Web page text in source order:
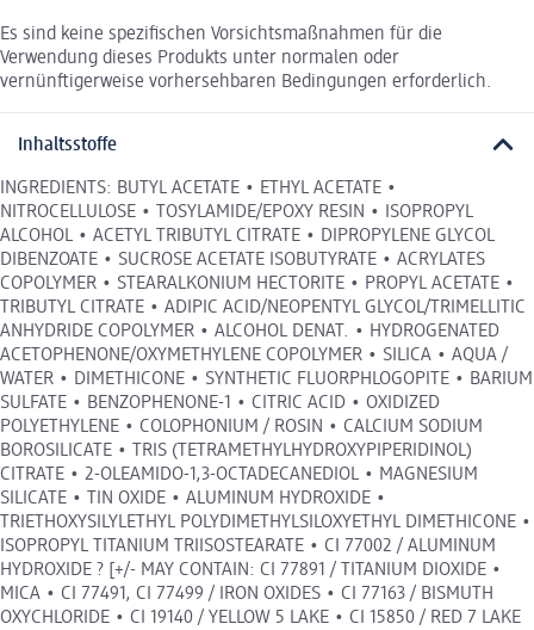
Es sind keine spezifischen Vorsichtsmaßnahmen für die
Verwendung dieses Produkts unter normalen oder
vernünftigerweise vorhersehbaren Bedingungen erforderlich.
Inhaltsstoffe
INGREDIENTS: BUTYL ACETATE • ETHYL ACETATE •
NITROCELLULOSE • TOSYLAMIDE/EPOXY RESIN • ISOPROPYL
ALCOHOL • ACETYL TRIBUTYL CITRATE • DIPROPYLENE GLYCOL
DIBENZOATE • SUCROSE ACETATE ISOBUTYRATE • ACRYLATES
COPOLYMER • STEARALKONIUM HECTORITE • PROPYL ACETATE •
TRIBUTYL CITRATE • ADIPIC ACID/NEOPENTYL GLYCOL/TRIMELLITIC
ANHYDRIDE COPOLYMER • ALCOHOL DENAT. • HYDROGENATED
ACETOPHENONE/OXYMETHYLENE COPOLYMER • SILICA • AQUA /
WATER • DIMETHICONE • SYNTHETIC FLUORPHLOGOPITE • BARIUM
SULFATE • BENZOPHENONE-1 • CITRIC ACID • OXIDIZED
POLYETHYLENE • COLOPHONIUM / ROSIN • CALCIUM SODIUM
BOROSILICATE • TRIS (TETRAMETHYLHYDROXYPIPERIDINOL)
CITRATE • 2-OLEAMIDO-1,3-OCTADECANEDIOL • MAGNESIUM
SILICATE • TIN OXIDE • ALUMINUM HYDROXIDE •
TRIETHOXYSILYLETHYL POLYDIMETHYLSILOXYETHYL DIMETHICONE •
ISOPROPYL TITANIUM TRIISOSTEARATE • CI 77002 / ALUMINUM
HYDROXIDE ? [+/- MAY CONTAIN: CI 77891 / TITANIUM DIOXIDE •
MICA • CI 77491, CI 77499 / IRON OXIDES • CI 77163 / BISMUTH
OXYCHLORIDE • CI 19140 / YELLOW 5 LAKE • CI 15850 / RED 7 LAKE